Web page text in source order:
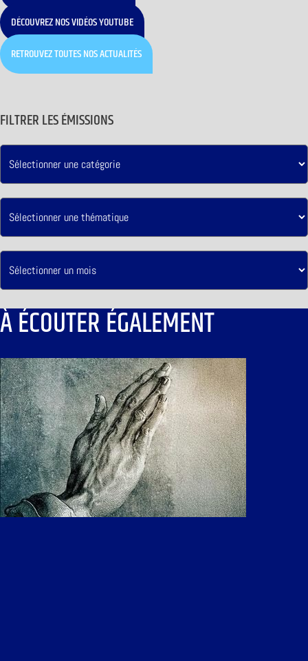
DÉCOUVREZ NOS VIDÉOS YOUTUBE
RETROUVEZ TOUTES NOS ACTUALITÉS
FILTRER LES ÉMISSIONS
À ÉCOUTER ÉGALEMENT